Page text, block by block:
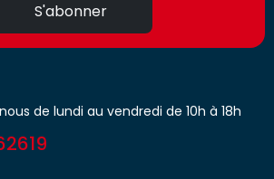
S'abonner
de lundi au vendredi de 10h à 18h